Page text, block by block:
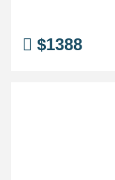
$1388